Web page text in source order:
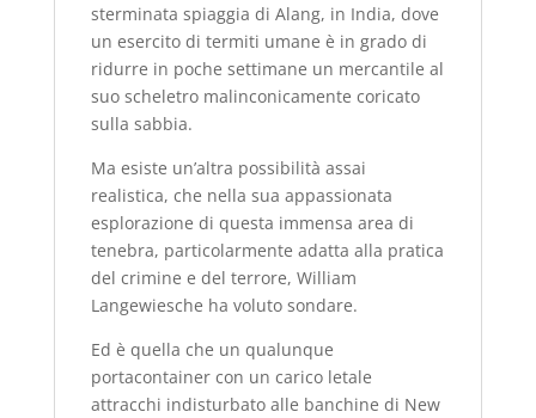
sterminata spiaggia di Alang, in India, dove
un esercito di termiti umane è in grado di
ridurre in poche settimane un mercantile al
suo scheletro malinconicamente coricato
sulla sabbia.
Ma esiste un’altra possibilità assai
realistica, che nella sua appassionata
esplorazione di questa immensa area di
tenebra, particolarmente adatta alla pratica
del crimine e del terrore, William
Langewiesche ha voluto sondare.
Ed è quella che un qualunque
portacontainer con un carico letale
attracchi indisturbato alle banchine di New